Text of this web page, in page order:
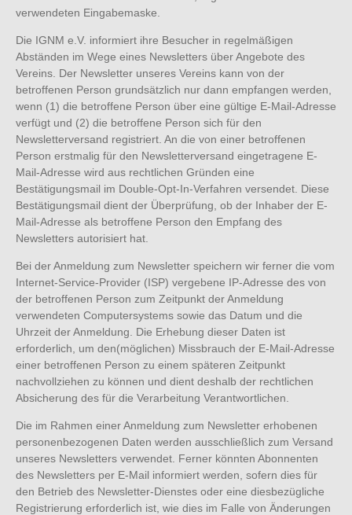
verwendeten Eingabemaske.
Die IGNM e.V. informiert ihre Besucher in regelmäßigen
Abständen im Wege eines Newsletters über Angebote des
Vereins. Der Newsletter unseres Vereins kann von der
betroffenen Person grundsätzlich nur dann empfangen werden,
wenn (1) die betroffene Person über eine gültige E-Mail-Adresse
verfügt und (2) die betroffene Person sich für den
Newsletterversand registriert. An die von einer betroffenen
Person erstmalig für den Newsletterversand eingetragene E-
Mail-Adresse wird aus rechtlichen Gründen eine
Bestätigungsmail im Double-Opt-In-Verfahren versendet. Diese
Bestätigungsmail dient der Überprüfung, ob der Inhaber der E-
Mail-Adresse als betroffene Person den Empfang des
Newsletters autorisiert hat.
Bei der Anmeldung zum Newsletter speichern wir ferner die vom
Internet-Service-Provider (ISP) vergebene IP-Adresse des von
der betroffenen Person zum Zeitpunkt der Anmeldung
verwendeten Computersystems sowie das Datum und die
Uhrzeit der Anmeldung. Die Erhebung dieser Daten ist
erforderlich, um den(möglichen) Missbrauch der E-Mail-Adresse
einer betroffenen Person zu einem späteren Zeitpunkt
nachvollziehen zu können und dient deshalb der rechtlichen
Absicherung des für die Verarbeitung Verantwortlichen.
Die im Rahmen einer Anmeldung zum Newsletter erhobenen
personenbezogenen Daten werden ausschließlich zum Versand
unseres Newsletters verwendet. Ferner könnten Abonnenten
des Newsletters per E-Mail informiert werden, sofern dies für
den Betrieb des Newsletter-Dienstes oder eine diesbezügliche
Registrierung erforderlich ist, wie dies im Falle von Änderungen